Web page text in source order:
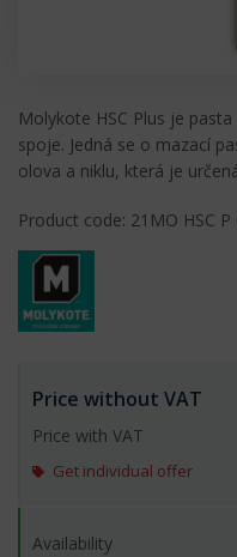
Molykote HSC Plus je
spoje. Jedná se o mazací
olova a niklu, která je
Product code: 21MO HSC P
Price without VAT
Price with VAT
Get individual offer
Availability